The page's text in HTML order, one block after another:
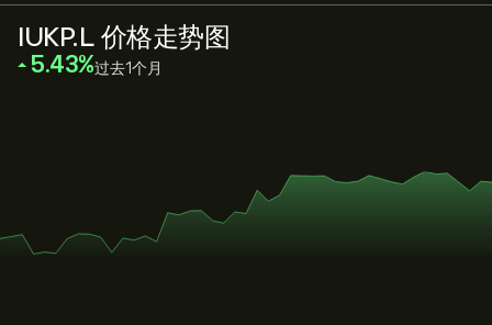
IUKP.L 价格走势图
‎5.43‎ 过去1个月